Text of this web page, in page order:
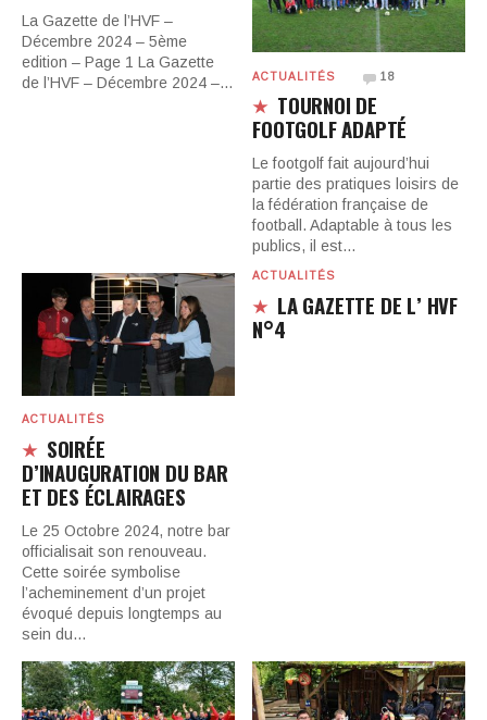
La Gazette de l’HVF –
Décembre 2024 – 5ème
edition – Page 1 La Gazette
de l’HVF – Décembre 2024 –…
ACTUALITÉS 18
TOURNOI DE
FOOTGOLF ADAPTÉ
Le footgolf fait aujourd’hui
partie des pratiques loisirs de
la fédération française de
football. Adaptable à tous les
publics, il est…
ACTUALITÉS
SOIRÉE
D’INAUGURATION DU BAR
ET DES ÉCLAIRAGES​
Le 25 Octobre 2024, notre bar
officialisait son renouveau.
Cette soirée symbolise
l’acheminement d’un projet
évoqué depuis longtemps au
sein du…
ACTUALITÉS
LA GAZETTE DE L’ HVF
N°4